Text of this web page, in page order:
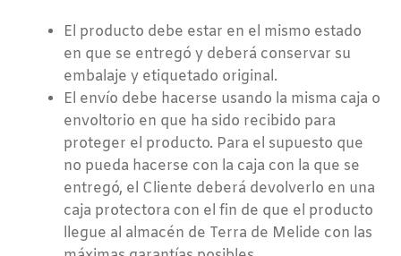
El producto debe estar en el mismo estado
en que se entregó y deberá conservar su
embalaje y etiquetado original.
El envío debe hacerse usando la misma caja o
envoltorio en que ha sido recibido para
proteger el producto. Para el supuesto que
no pueda hacerse con la caja con la que se
entregó, el Cliente deberá devolverlo en una
caja protectora con el fin de que el producto
llegue al almacén de Terra de Melide con las